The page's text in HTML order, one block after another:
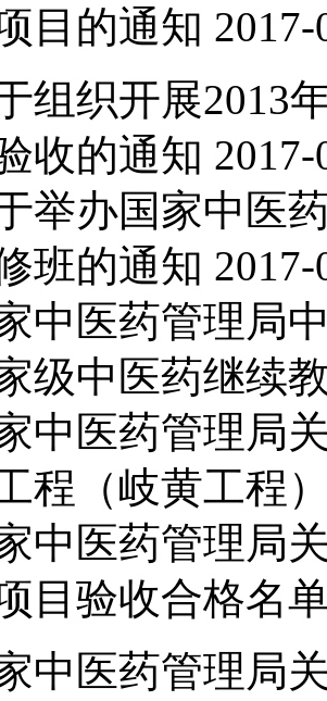
目的通知 2017-
组织开展2013
收的通知 2017-
举办国家中医
班的通知 2017-
中医药管理局
级中医药继续
中医药管理局
程（岐黄工程
中医药管理局
目验收合格名
中医药管理局